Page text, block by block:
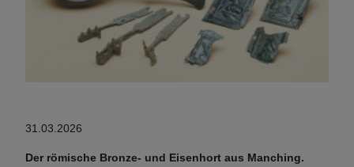
31.03.2026
Der römische Bronze- und Eisenhort aus Manching.